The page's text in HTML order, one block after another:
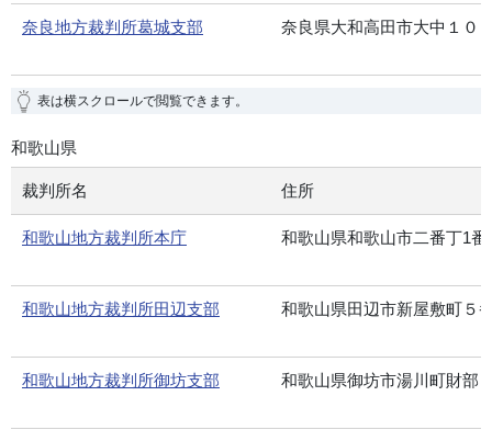
奈良地方裁判所葛城支部 奈良県大和高田市大中１０
表は横スクロールで閲覧できます。
和歌山県
裁判所名 住所
和歌山地方裁判所本庁 和歌山県和歌山市二番丁1番
和歌山地方裁判所田辺支部 和歌山県田辺市新屋敷町５
和歌山地方裁判所御坊支部 和歌山県御坊市湯川町財部